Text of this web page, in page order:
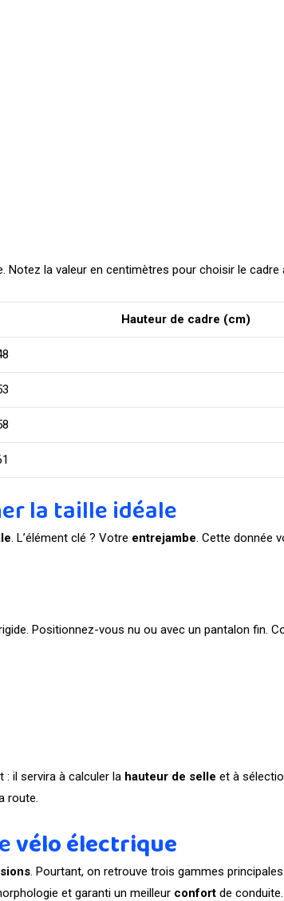
Notez la valeur en centimètres pour choisir le cadre
Hauteur de cadre (cm)
la taille idéale
. L’élément clé ? Votre entrejambe . Cette donnée
Positionnez-vous nu ou avec un pantalon fin.
: il servira à calculer la hauteur de selle et à
route.
vélo électrique
. Pourtant, on retrouve trois gammes
et garanti un meilleur confort de conduite.